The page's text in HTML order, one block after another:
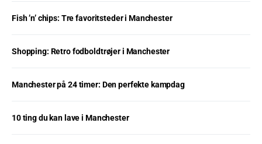
Fish ’n’ chips: Tre favoritsteder i Manchester
Shopping: Retro fodboldtrøjer i Manchester
Manchester på 24 timer: Den perfekte kampdag
10 ting du kan lave i Manchester